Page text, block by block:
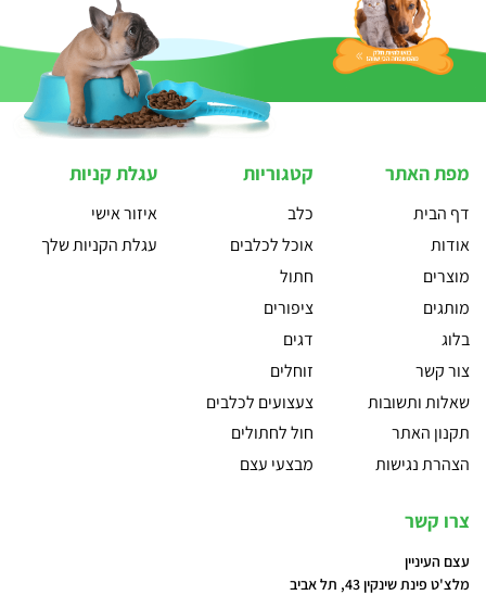
מפת האתר
דף הבית
אודות
מוצרים
מותגים
בלוג
צור קשר
שאלות ותשובות
תקנון האתר
הצהרת נגישות
קטגוריות
כלב
אוכל לכלבים
חתול
ציפורים
דגים
זוחלים
צעצועים לכלבים
חול לחתולים
מבצעי עצם
עגלת קניות
איזור אישי
עגלת הקניות שלך
צרו קשר
עצם העיניין
מלצ'ט פינת שינקין 43, תל אביב